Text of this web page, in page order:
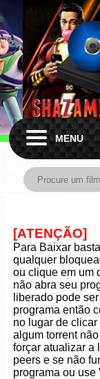
MENU
[ATENÇÃO]
Para Baixar
qualquer
ou clique em um
não abra seu
liberado pode
programa então
no lugar de
algum torrent
forçar atualizar a
peers e se não
programa ou use